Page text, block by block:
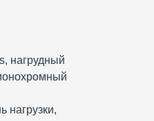
нагрудный
нагрузки,